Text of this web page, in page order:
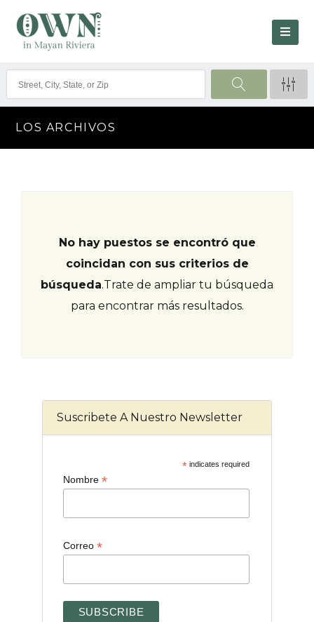
LOS ARCHIVOS
No hay puestos se encontró que
coincidan con sus criterios de
búsqueda.Trate de ampliar tu búsqueda
para encontrar más resultados.
Suscribete A Nuestro Newsletter
*indicates required
Nombre *
Correo *